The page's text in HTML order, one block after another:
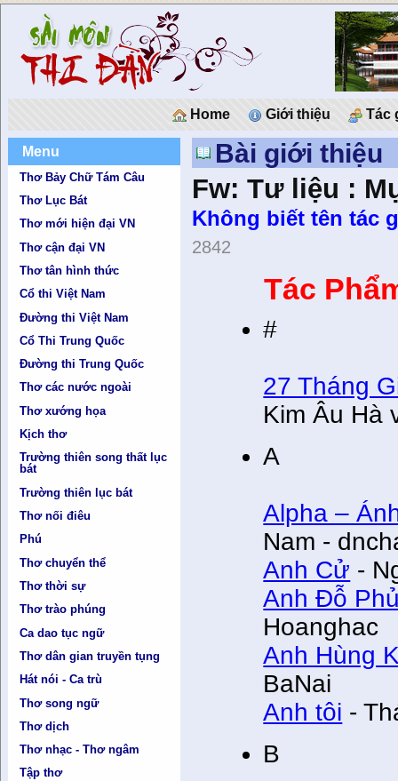
Home Giới thiệu Tác
Menu
Thơ Bảy Chữ Tám Câu
Thơ Lục Bát
Thơ mới hiện đại VN
Thơ cận đại VN
Thơ tân hình thức
Cổ thi Việt Nam
Đường thi Việt Nam
Cổ Thi Trung Quốc
Đường thi Trung Quốc
Thơ các nước ngoài
Thơ xướng họa
Kịch thơ
Trường thiên song thất lục
bát
Trường thiên lục bát
Thơ nối điêu
Phú
Thơ chuyển thể
Thơ thời sự
Thơ trào phúng
Ca dao tục ngữ
Thơ dân gian truyền tụng
Hát nói - Ca trù
Thơ song ngữ
Thơ dịch
Thơ nhạc - Thơ ngâm
Tập thơ
Bài giới thiệu
Fw: Tư liệu :
Không biết tên tác
2842
Tác
#
27 Tháng
Kim Âu Hà
A
Alpha –
Nam -
Anh Cử -
Anh Đỗ
Hoanghac
Anh Hùng
BaNai
Anh tôi -
B